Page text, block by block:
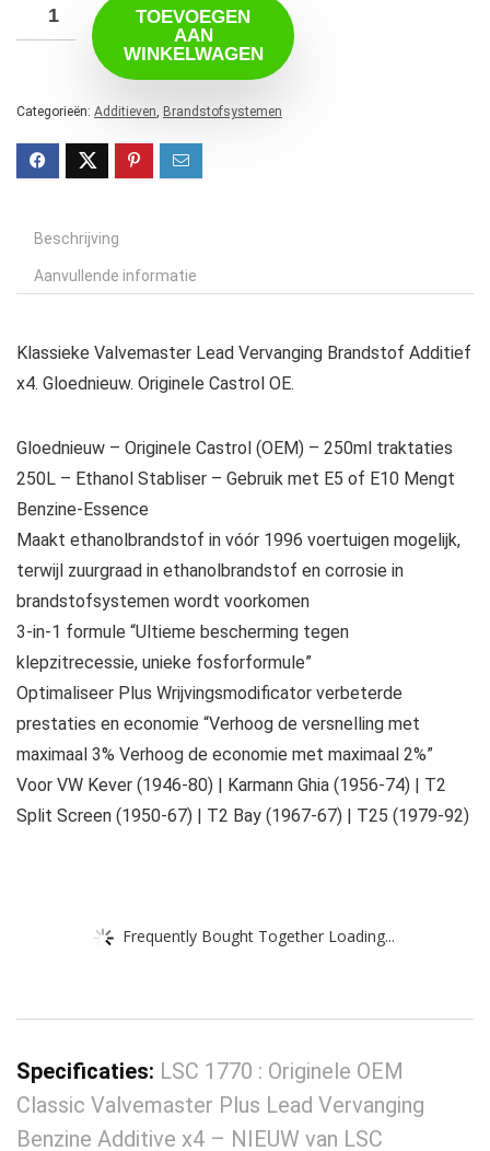
TOEVOEGEN
AAN
WINKELWAGEN
Categorieën: Additieven, Brandstofsystemen
Beschrijving
Aanvullende informatie
Klassieke Valvemaster Lead Vervanging Brandstof Additief
x4. Gloednieuw. Originele Castrol OE.
Gloednieuw – Originele Castrol (OEM) – 250ml traktaties
250L – Ethanol Stabliser – Gebruik met E5 of E10 Mengt
Benzine-Essence
Maakt ethanolbrandstof in vóór 1996 voertuigen mogelijk,
terwijl zuurgraad in ethanolbrandstof en corrosie in
brandstofsystemen wordt voorkomen
3-in-1 formule “Ultieme bescherming tegen
klepzitrecessie, unieke fosforformule”
Optimaliseer Plus Wrijvingsmodificator verbeterde
prestaties en economie “Verhoog de versnelling met
maximaal 3% Verhoog de economie met maximaal 2%”
Voor VW Kever (1946-80) | Karmann Ghia (1956-74) | T2
Split Screen (1950-67) | T2 Bay (1967-67) | T25 (1979-92)
Frequently Bought Together Loading...
Specificaties: LSC 1770 : Originele OEM
Classic Valvemaster Plus Lead Vervanging
Benzine Additive x4 – NIEUW van LSC